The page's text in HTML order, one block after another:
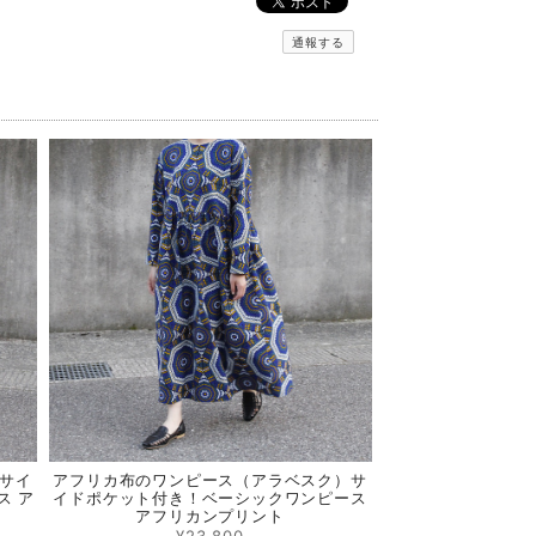
通報する
イ
ア
アフリカ布のワンピース（アラベスク）サ
イドポケット付き！ベーシックワンピース
アフリカンプリント